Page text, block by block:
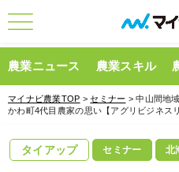
農業ニュース 農業スキル
マイナビ農業TOP >セミナー > 中山間地
かわ町4代目農家の思い【アグリビジネス
タイアップ セミナー 北